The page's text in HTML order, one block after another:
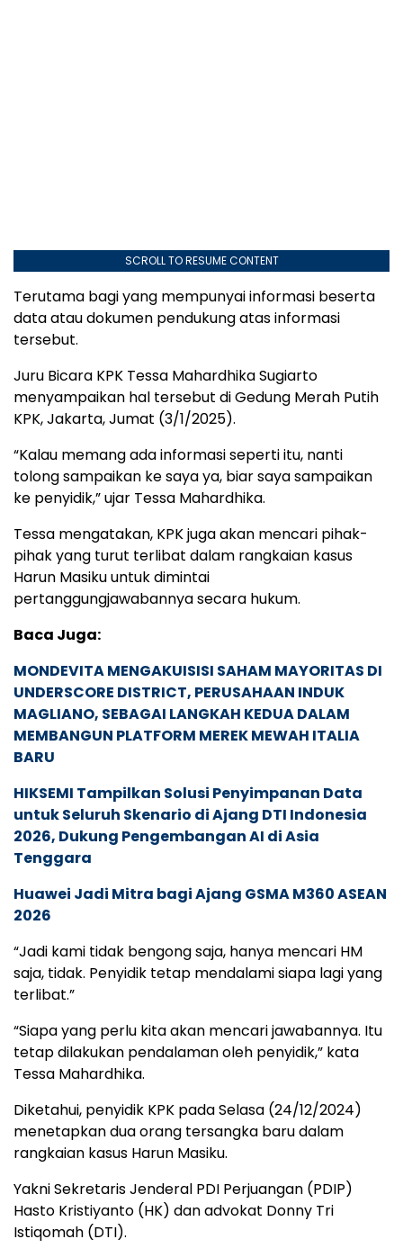
SCROLL TO RESUME CONTENT
Terutama bagi yang mempunyai informasi beserta
data atau dokumen pendukung atas informasi
tersebut.
Juru Bicara KPK Tessa Mahardhika Sugiarto
menyampaikan hal tersebut di Gedung Merah Putih
KPK, Jakarta, Jumat (3/1/2025).
“Kalau memang ada informasi seperti itu, nanti
tolong sampaikan ke saya ya, biar saya sampaikan
ke penyidik,” ujar Tessa Mahardhika.
Tessa mengatakan, KPK juga akan mencari pihak-
pihak yang turut terlibat dalam rangkaian kasus
Harun Masiku untuk dimintai
pertanggungjawabannya secara hukum.
Baca Juga:
MONDEVITA MENGAKUISISI SAHAM MAYORITAS DI
UNDERSCORE DISTRICT, PERUSAHAAN INDUK
MAGLIANO, SEBAGAI LANGKAH KEDUA DALAM
MEMBANGUN PLATFORM MEREK MEWAH ITALIA
BARU
HIKSEMI Tampilkan Solusi Penyimpanan Data
untuk Seluruh Skenario di Ajang DTI Indonesia
2026, Dukung Pengembangan AI di Asia
Tenggara
Huawei Jadi Mitra bagi Ajang GSMA M360 ASEAN
2026
“Jadi kami tidak bengong saja, hanya mencari HM
saja, tidak. Penyidik tetap mendalami siapa lagi yang
terlibat.”
“Siapa yang perlu kita akan mencari jawabannya. Itu
tetap dilakukan pendalaman oleh penyidik,” kata
Tessa Mahardhika.
Diketahui, penyidik KPK pada Selasa (24/12/2024)
menetapkan dua orang tersangka baru dalam
rangkaian kasus Harun Masiku.
Yakni Sekretaris Jenderal PDI Perjuangan (PDIP)
Hasto Kristiyanto (HK) dan advokat Donny Tri
Istiqomah (DTI).